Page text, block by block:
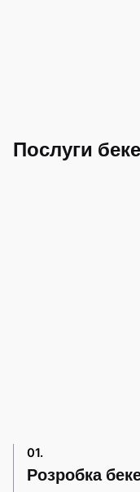
Послуги
01.
Розробка